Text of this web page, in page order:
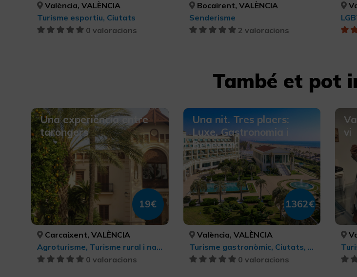
València, VALÈNCIA
Turisme esportiu, Ciutats
0 valoracions
Bocairent, VALÈNCIA
Senderisme
2 valoracions
També et pot
Una experiència entre
tarongers
19€
Carcaixent, VALÈNCIA
Agroturisme, Turisme rural i natural, Turisme rural i natural, Turisme gastronòmic
0 valoracions
Una nit. Tres plaers:
Luxe, Gastronomia i
Benestar
1362€
València, VALÈNCIA
Turisme gastronòmic, Ciutats, Turisme d'oci i diversió, Bellesa i salut
0 valoracions
vi